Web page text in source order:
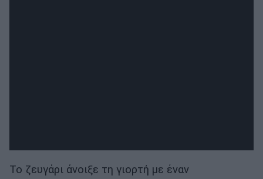
Το ζευγάρι άνοιξε τη γιορτή με έναν